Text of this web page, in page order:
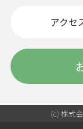
アクセ
(c) 株式